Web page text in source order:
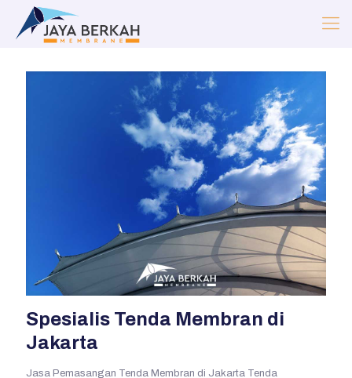
Spesialis Tenda Membran di
Jakarta
Jasa Pemasangan Tenda Membran di Jakarta Tenda